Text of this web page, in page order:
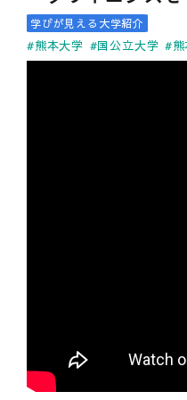
学びが見える大学紹介
#熊本大学 #国公立大学 #熊